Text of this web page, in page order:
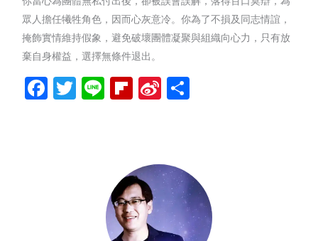
眾人擔任犧牲角色，因而心灰意冷。你為了不損及同志情誼，
掩飾實情維持假象，避免破壞團體凝聚與組織向心力，只有放
棄自身權益，選擇無條件退出。
Facebook
Twitter
LineFlipboard
Sina